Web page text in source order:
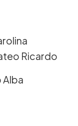
Ricardo
Alba